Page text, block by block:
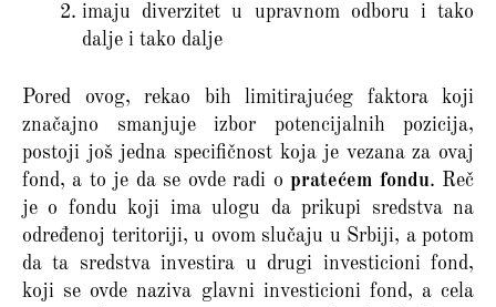
imaju diverzitet u upravnom odboru i tako
dalje i tako dalje
Pored ovog, rekao bih limitirajućeg faktora koji
značajno smanjuje izbor potencijalnih pozicija,
postoji još jedna specifičnost koja je vezana za ovaj
fond, a to je da se ovde radi opratećem fondu. Reč
je o fondu koji ima ulogu da prikupi sredstva na
određenoj teritoriji, u ovom slučaju u Srbiji, a potom
da ta sredstva investira u drugi investicioni fond,
koji se ovde naziva glavni investicioni fond, a cela